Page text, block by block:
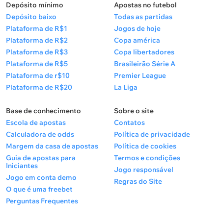
Depósito mínimo
Depósito baixo
Plataforma de R$1
Plataforma de R$2
Plataforma de R$3
Plataforma de R$5
Plataforma de r$10
Plataforma de R$20
Apostas no futebol
Todas as partidas
Jogos de hoje
Copa américa
Copa libertadores
Brasileirão Série A
Premier League
La Liga
Base de conhecimento
Escola de apostas
Calculadora de odds
Margem da casa de apostas
Guia de apostas para
Iniciantes
Jogo em conta demo
O que é uma freebet
Perguntas Frequentes
Sobre o site
Contatos
Política de privacidade
Política de cookies
Termos e condições
Jogo responsável
Regras do Site